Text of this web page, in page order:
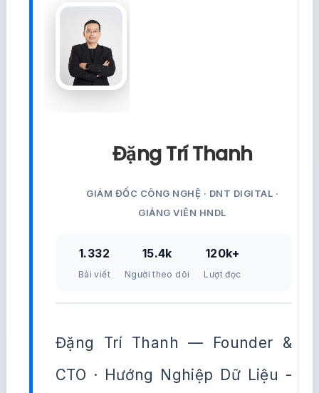
Đặng Trí Thanh
GIÁM ĐỐC CÔNG NGHỆ · DNT DIGITAL ·
GIẢNG VIÊN HNDL
1.332
Bài viết
15.4k
Người theo dõi
120k+
Lượt đọc
Đặng Trí Thanh — Founder &
CTO · Hướng Nghiệp Dữ Liệu -